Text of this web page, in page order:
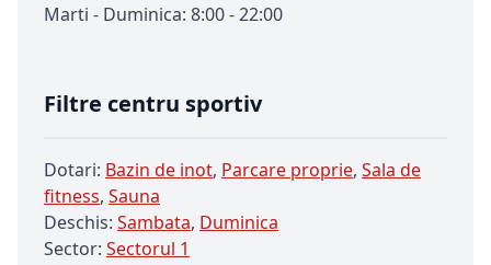
Marti - Duminica: 8:00 - 22:00
Filtre centru sportiv
Dotari: Bazin de inot, Parcare proprie, Sala de
fitness, Sauna
Deschis: Sambata, Duminica
Sector: Sectorul 1